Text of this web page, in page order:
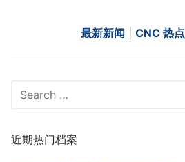
最新新闻 CNC 热点
Search
近期热门档案